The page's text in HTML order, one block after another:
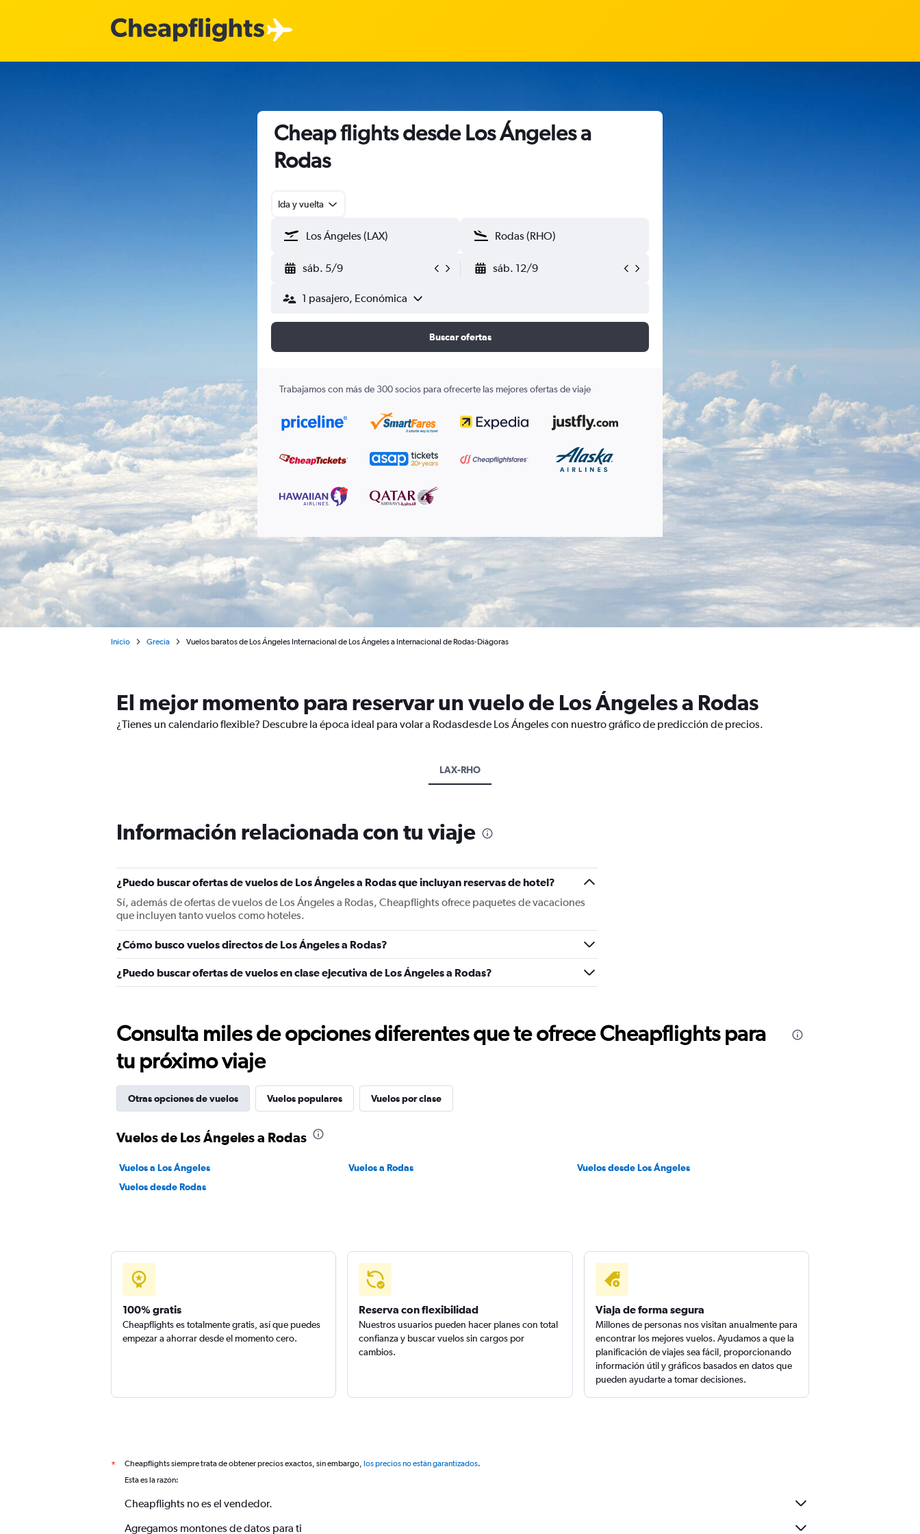
Cheap flights desde Los Ángeles a
Rodas
Ida y vuelta
sáb. 5/9 sáb. 12/9
1 pasajero, Económica
Buscar ofertas
Trabajamos con más de 300 socios para ofrecerte las mejores ofertas de viaje
Inicio Grecia Vuelos baratos de Los Ángeles Internacional de Los Ángeles a Internacional de Rodas-Diágoras
El mejor momento para reservar un vuelo de Los Ángeles a Rodas
¿Tienes un calendario flexible? Descubre la época ideal para volar a Rodasdesde Los Ángeles con nuestro gráfico de predicción de precios.
LAX-RHO
Información relacionada con tu viaje
¿Puedo buscar ofertas de vuelos de Los Ángeles a Rodas que incluyan reservas de hotel?
Sí, además de ofertas de vuelos de Los Ángeles a Rodas, Cheapflights ofrece paquetes de vacaciones
que incluyen tanto vuelos como hoteles.
¿Cómo busco vuelos directos de Los Ángeles a Rodas?
¿Puedo buscar ofertas de vuelos en clase ejecutiva de Los Ángeles a Rodas?
Consulta miles de opciones diferentes que te ofrece Cheapflights para
tu próximo viaje
Otras opciones de vuelos Vuelos populares Vuelos por clase
Vuelos de Los Ángeles a Rodas
Vuelos a Los Ángeles Vuelos a Rodas
Vuelos desde Los Ángeles
Vuelos desde Rodas
100% gratis
Cheapflights es totalmente gratis, así que puedes
empezar a ahorrar desde el momento cero.
Reserva con flexibilidad
Nuestros usuarios pueden hacer planes con total
confianza y buscar vuelos sin cargos por
cambios.
Viaja de forma segura
Millones de personas nos visitan anualmente para
encontrar los mejores vuelos. Ayudamos a que la
planificación de viajes sea fácil, proporcionando
información útil y gráficos basados en datos que
pueden ayudarte a tomar decisiones.
* Cheapflights siempre trata de obtener precios exactos, sin embargo, los precios no están garantizados.
Esta es la razón:
Cheapflights no es el vendedor.
Agregamos montones de datos para ti